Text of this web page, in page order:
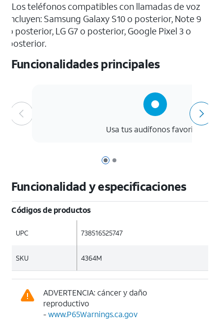
*Los teléfonos compatibles con llamadas de voz
incluyen: Samsung Galaxy S10 o posterior, Note 9
o posterior, LG G7 o posterior, Google Pixel 3 o
posterior.
Funcionalidades principales
Página 1 de 2
Página 2 de 2
Usa tus audífonos favoritos
Funcionalidad y especificaciones
Códigos de productos
UPC 738516525747
SKU 4364M
ADVERTENCIA: cáncer y daño
reproductivo
-www.P65Warnings.ca.gov